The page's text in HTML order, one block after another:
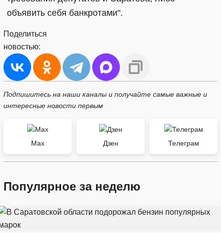
объявить себя банкротами".
Поделиться
новостью:
Подпишитесь на наши каналы и получайте самые важные и
интересные новости первым
Max Дзен Телеграм
Популярное за неделю